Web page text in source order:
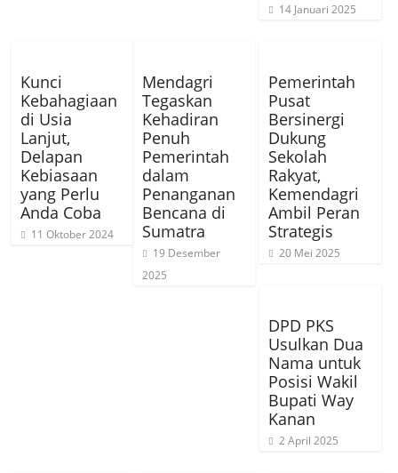
14 Januari 2025
Kunci
Kebahagiaan
di Usia
Lanjut,
Delapan
Kebiasaan
yang Perlu
Anda Coba
11 Oktober 2024
Mendagri
Tegaskan
Kehadiran
Penuh
Pemerintah
dalam
Penanganan
Bencana di
Sumatra
19 Desember
2025
Pemerintah
Pusat
Bersinergi
Dukung
Sekolah
Rakyat,
Kemendagri
Ambil Peran
Strategis
20 Mei 2025
DPD PKS
Usulkan Dua
Nama untuk
Posisi Wakil
Bupati Way
Kanan
2 April 2025